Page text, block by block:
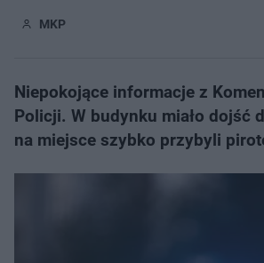
MKP
Niepokojące informacje z
Policji. W budynku miało dojść
na miejsce szybko przybyli